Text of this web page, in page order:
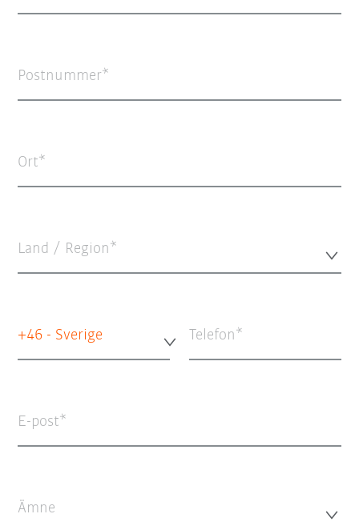
Postnummer
Ort
Land / Region*
+46 - Sverige Telefon
E-post
Ämne